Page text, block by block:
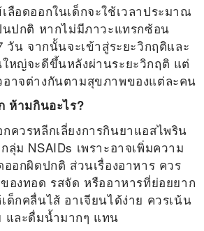
ลือดออกในเด็กจะใช้เวลาประมาณ
นปกติ หากไม่มีภาวะแทรกซ้อน
วัน จากนั้นจะเข้าสู่ระยะวิกฤติและ
หญ่จะดีขึ้นหลังผ่านระยะวิกฤติ แต่
อาจต่างกันตามสุขภาพของแต่ละคน
ห้ามกินอะไร?
ควรหลีกเลี่ยงการกินยาแอสไพริน
ลุ่ม NSAIDs เพราะอาจเพิ่มความ
ออกผิดปกติ ส่วนเรื่องอาหาร ควร
องทอด รสจัด หรืออาหารที่ย่อยยาก
ด็กคลื่นไส้ อาเจียนได้ง่าย ควรเน้น
และดื่มน้ำมากๆ แทน